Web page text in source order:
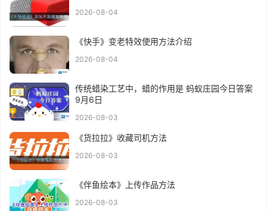
2026-08-04
《快手》变老特效使用方法介绍
2026-08-04
传统蜡染工艺中，蜡的作用是 蚂蚁庄园今日答案
9月6日
2026-08-03
《货拉拉》收藏司机方法
2026-08-03
《伴鱼绘本》上传作品方法
2026-08-03